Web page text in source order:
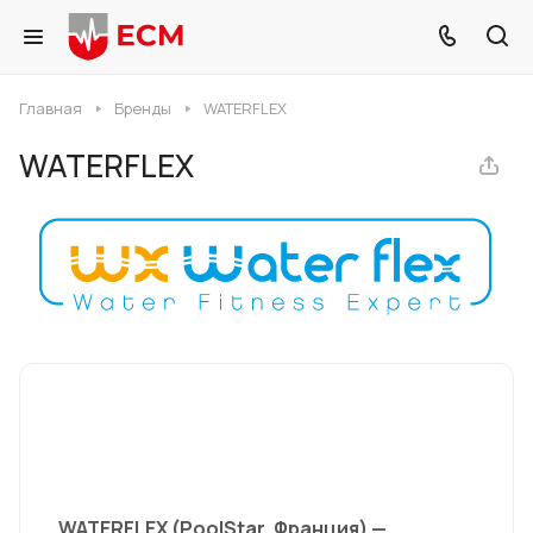
Главная Бренды WATERFLEX
WATERFLEX